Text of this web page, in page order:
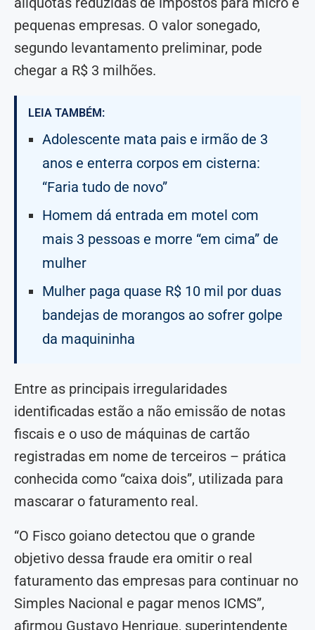
pequenas empresas. O valor sonegado,
segundo levantamento preliminar, pode
chegar a R$ 3 milhões.
LEIA TAMBÉM:
Adolescente mata pais e irmão de 3
anos e enterra corpos em cisterna:
“Faria tudo de novo”
Homem dá entrada em motel com
mais 3 pessoas e morre “em cima” de
mulher
Mulher paga quase R$ 10 mil por duas
bandejas de morangos ao sofrer golpe
da maquininha
Entre as principais irregularidades
identificadas estão a não emissão de notas
fiscais e o uso de máquinas de cartão
registradas em nome de terceiros – prática
conhecida como “caixa dois”, utilizada para
mascarar o faturamento real.
“O Fisco goiano detectou que o grande
objetivo dessa fraude era omitir o real
faturamento das empresas para continuar no
Simples Nacional e pagar menos ICMS”,
afirmou Gustavo Henrique, superintendente